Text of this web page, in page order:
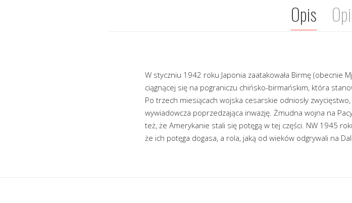
Opis
W styczniu 1942 roku Japonia zaatakowała Birmę (obecnie
ciągnącej się na pograniczu chińsko-birmańskim, która
Po trzech miesiącach wojska cesarskie odniosły
wywiadowcza poprzedzająca inwazję. Żmudna wojna na
też, że Amerykanie stali się potęgą w tej części. NW 1945
że ich potęga dogasa, a rola, jaką od wieków odgrywali na